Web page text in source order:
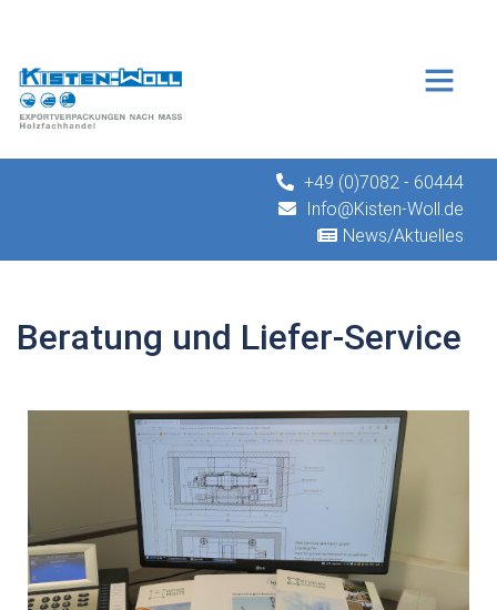
+49 (0)7082 - 60444
Info@Kisten-Woll.de
News/Aktuelles
Beratung und Liefer-Service
Liefer-Service